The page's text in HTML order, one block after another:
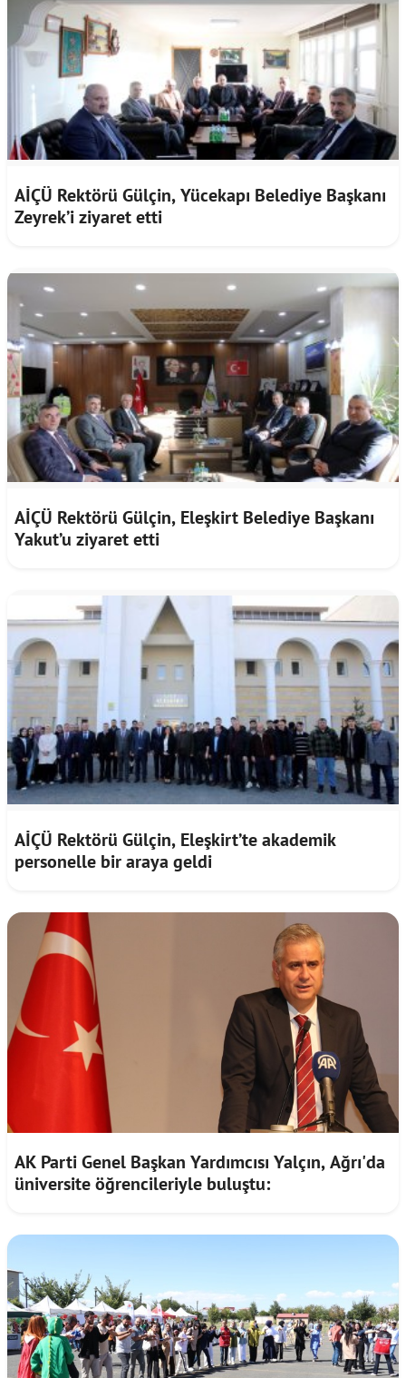
AİÇÜ Rektörü Gülçin, Yücekapı Belediye Başkanı
Zeyrek’i ziyaret etti
AİÇÜ Rektörü Gülçin, Eleşkirt Belediye Başkanı
Yakut’u ziyaret etti
AİÇÜ Rektörü Gülçin, Eleşkirt’te akademik
personelle bir araya geldi
AK Parti Genel Başkan Yardımcısı Yalçın, Ağrı'da
üniversite öğrencileriyle buluştu: